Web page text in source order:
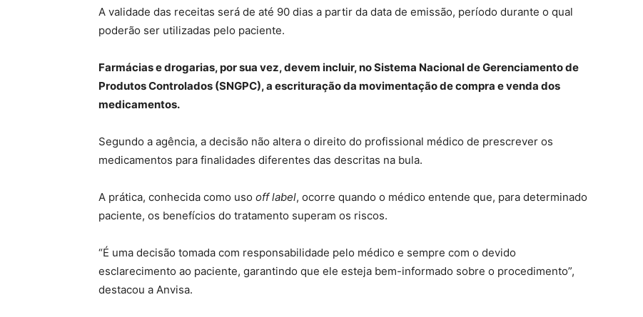
A validade das receitas será de até 90 dias a partir da data de emissão, período durante o qual
poderão ser utilizadas pelo paciente.
Farmácias e drogarias, por sua vez, devem incluir, no Sistema Nacional de Gerenciamento de
Produtos Controlados (SNGPC), a escrituração da movimentação de compra e venda dos
medicamentos.
Segundo a agência, a decisão não altera o direito do profissional médico de prescrever os
medicamentos para finalidades diferentes das descritas na bula.
A prática, conhecida como uso off label, ocorre quando o médico entende que, para determinado
paciente, os benefícios do tratamento superam os riscos.
“É uma decisão tomada com responsabilidade pelo médico e sempre com o devido
esclarecimento ao paciente, garantindo que ele esteja bem-informado sobre o procedimento”,
destacou a Anvisa.